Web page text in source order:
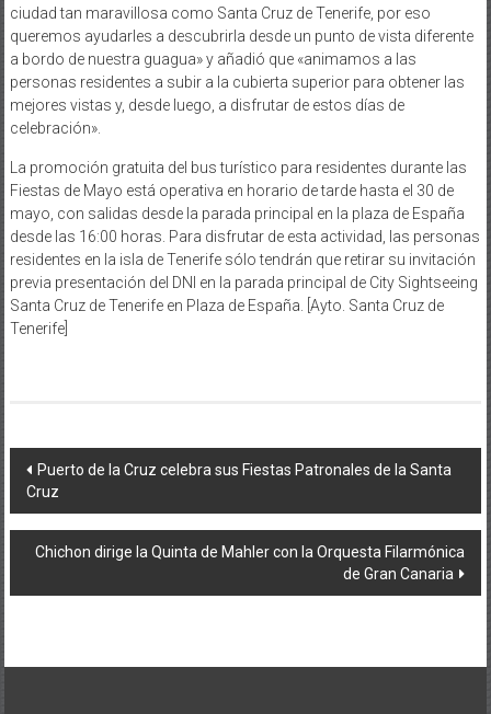
ciudad tan maravillosa como Santa Cruz de Tenerife, por eso
queremos ayudarles a descubrirla desde un punto de vista diferente
a bordo de nuestra guagua» y añadió que «animamos a las
personas residentes a subir a la cubierta superior para obtener las
mejores vistas y, desde luego, a disfrutar de estos días de
celebración».
La promoción gratuita del bus turístico para residentes durante las
Fiestas de Mayo está operativa en horario de tarde hasta el 30 de
mayo, con salidas desde la parada principal en la plaza de España
desde las 16:00 horas. Para disfrutar de esta actividad, las personas
residentes en la isla de Tenerife sólo tendrán que retirar su invitación
previa presentación del DNI en la parada principal de City Sightseeing
Santa Cruz de Tenerife en Plaza de España. [Ayto. Santa Cruz de
Tenerife]
Navegación
de
entradas
Puerto de la Cruz celebra sus Fiestas Patronales de la Santa
Cruz
Chichon dirige la Quinta de Mahler con la Orquesta Filarmónica
de Gran Canaria